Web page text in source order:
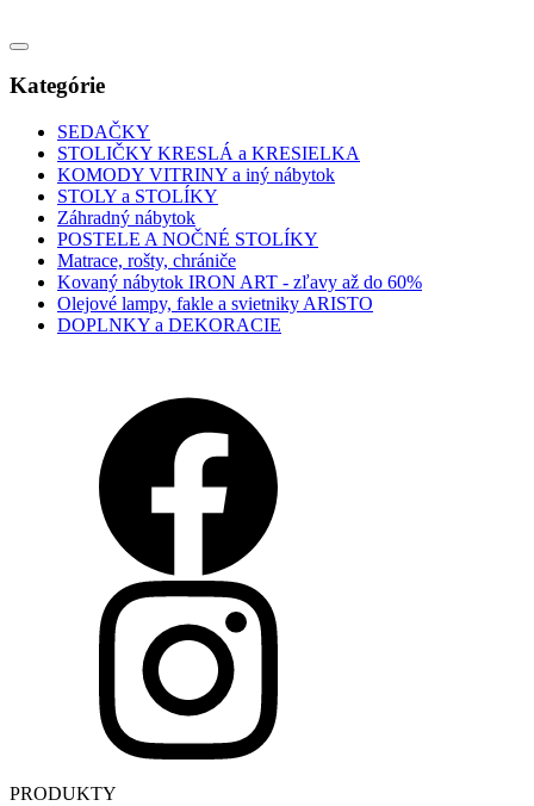
Kategórie
SEDAČKY
STOLIČKY KRESLÁ a KRESIELKA
KOMODY VITRINY a iný nábytok
STOLY a STOLÍKY
Záhradný nábytok
POSTELE A NOČNÉ STOLÍKY
Matrace, rošty, chrániče
Kovaný nábytok IRON ART - zľavy až do 60%
Olejové lampy, fakle a svietniky ARISTO
DOPLNKY a DEKORACIE
PRODUKTY